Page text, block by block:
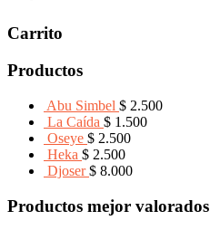
Carrito
Productos
Abu Simbel $ 2.500
La Caída $ 1.500
Oseye $ 2.500
Heka $ 2.500
Djoser $ 8.000
Productos mejor valorados